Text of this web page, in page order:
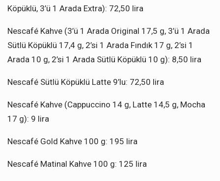
Köpüklü, 3’ü 1 Arada Extra): 72,50 lira
Nescafé Kahve (3’ü 1 Arada Original 17,5 g, 3’ü 1 Arada
Sütlü Köpüklü 17,4 g, 2’si 1 Arada Fındık 17 g, 2’si 1
Arada 10 g, 2’si 1 Arada Sütlü Köpüklü 10 g): 8,50 lira
Nescafé Sütlü Köpüklü Latte 9’lu: 72,50 lira
Nescafé Kahve (Cappuccino 14 g, Latte 14,5 g, Mocha
17 g): 9 lira
Nescafé Gold Kahve 100 g: 195 lira
Nescafé Matinal Kahve 100 g: 125 lira